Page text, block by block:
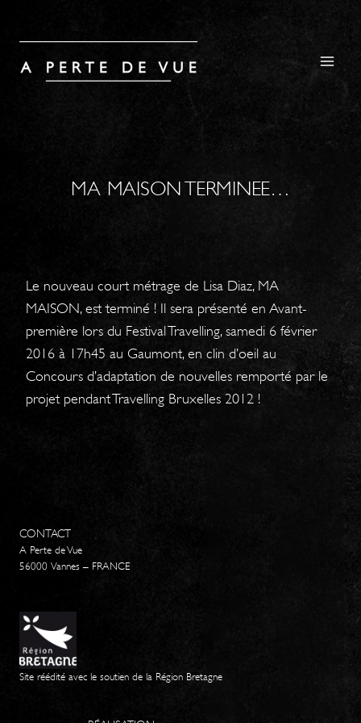
MA MAISON TERMINEE…
Le nouveau court métrage de Lisa Diaz, MA
MAISON, est terminé ! Il sera présenté en Avant-
première lors du Festival Travelling, samedi 6 février
2016 à 17h45 au Gaumont, en clin d’oeil au
Concours d’adaptation de nouvelles remporté par le
projet pendant Travelling Bruxelles 2012 !
CONTACT
A Perte de Vue
56000 Vannes – FRANCE
Site réédité avec le soutien de la Région Bretagne